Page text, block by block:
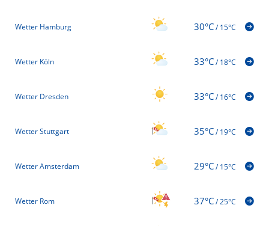
Wetter Hamburg 30°C/15°C
Wetter Köln 33°C/18°C
Wetter Dresden 33°C/16°C
Wetter Stuttgart 35°C/19°C
Wetter Amsterdam 29°C/15°C
Wetter Rom 37°C/25°C